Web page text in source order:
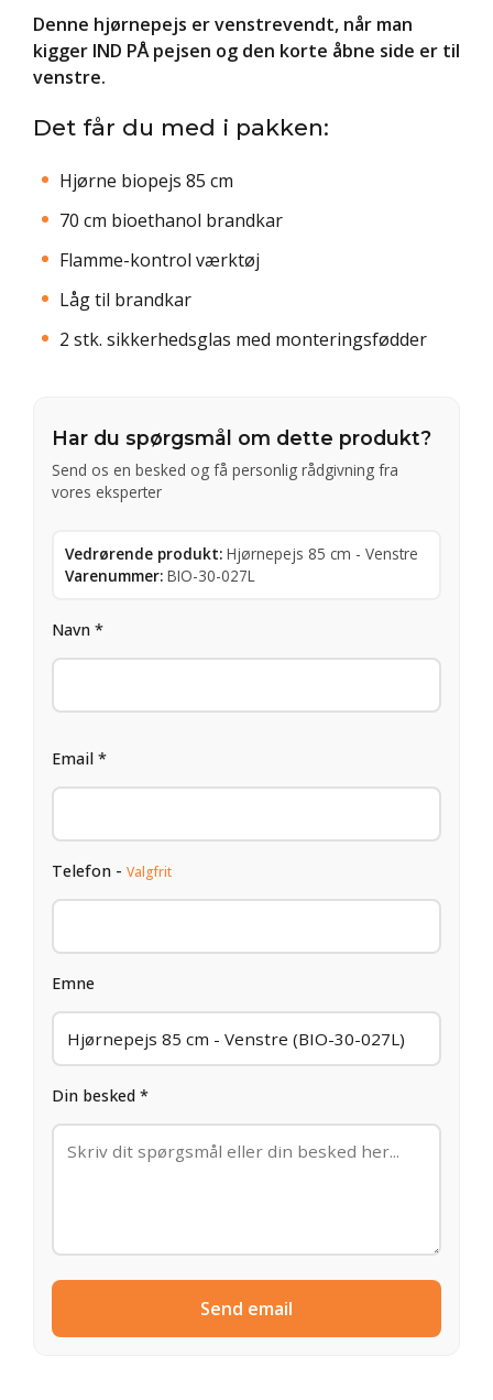
Denne hjørnepejs er venstrevendt, når man
kigger IND PÅ pejsen og den korte åbne side er til
venstre.
Det får du med i pakken:
Hjørne biopejs 85 cm
70 cm bioethanol brandkar
Flamme-kontrol værktøj
Låg til brandkar
2 stk. sikkerhedsglas med monteringsfødder
Har du spørgsmål om dette produkt?
Send os en besked og få personlig rådgivning fra
vores eksperter
Vedrørende produkt: Hjørnepejs 85 cm - Venstre
Varenummer: BIO-30-027L
Navn *
Email *
Telefon - Valgfrit
Emne
Din besked *
Send email